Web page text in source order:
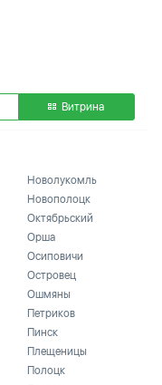
Витрина
Новолукомль
Новополоцк
Октябрьский
Орша
Осиповичи
Островец
Ошмяны
Петриков
Пинск
Плещеницы
Полоцк